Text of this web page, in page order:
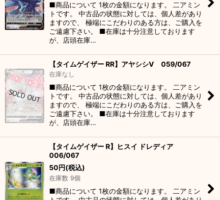
■商品について 1枚の金額になります。 二アミン
トです。 中古品の状態に対しては、個人差があり
ますので、 極端にこだわりのある方は、ご購入を
ご遠慮下さい。 ■在庫は十分注意しております
が、店頭在庫…
【タイムゲイザー RR】アヤシシV 059/067
在庫なし
■商品について 1枚の金額になります。 二アミン
トです。 中古品の状態に対しては、個人差があり
ますので、 極端にこだわりのある方は、ご購入を
ご遠慮下さい。 ■在庫は十分注意しております
が、店頭在庫…
【タイムゲイザー R】ヒスイ ドレディア
006/067
50円(税込)
在庫数 9個
■商品について 1枚の金額になります。 二アミン